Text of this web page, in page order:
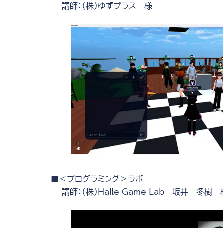
講師：（株）ゆずプラス 様
■＜プログラミング＞ラボ
講師：（株）Halle Game Lab 坂井 冬樹